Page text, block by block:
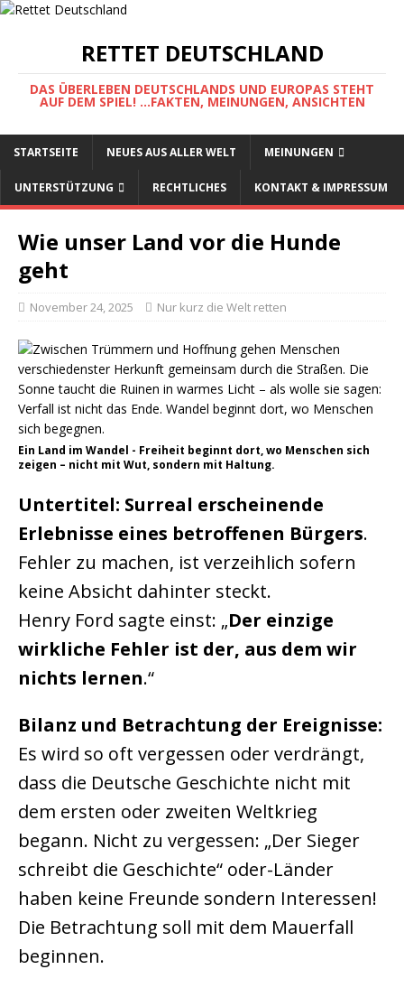
RETTET DEUTSCHLAND
DAS ÜBERLEBEN DEUTSCHLANDS UND EUROPAS STEHT
AUF DEM SPIEL! ...FAKTEN, MEINUNGEN, ANSICHTEN
STARTSEITE NEUES AUS ALLER WELT MEINUNGEN
UNTERSTÜTZUNG RECHTLICHES KONTAKT & IMPRESSUM
Wie unser Land vor die Hunde
geht
November 24, 2025 Nur kurz die Welt retten
Ein Land im Wandel - Freiheit beginnt dort, wo Menschen sich
zeigen – nicht mit Wut, sondern mit Haltung.
Untertitel: Surreal erscheinende
Erlebnisse eines betroffenen Bürgers.
Fehler zu machen, ist verzeihlich sofern
keine Absicht dahinter steckt.
Henry Ford sagte einst: „Der einzige
wirkliche Fehler ist der, aus dem wir
nichts lernen.“
Bilanz und Betrachtung der Ereignisse:
Es wird so oft vergessen oder verdrängt,
dass die Deutsche Geschichte nicht mit
dem ersten oder zweiten Weltkrieg
begann. Nicht zu vergessen: „Der Sieger
schreibt die Geschichte“ oder-Länder
haben keine Freunde sondern Interessen!
Die Betrachtung soll mit dem Mauerfall
beginnen.